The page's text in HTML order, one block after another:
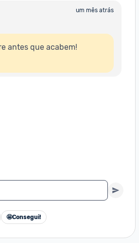
um mês atrás
antes que acabem!
🤩Consegui!